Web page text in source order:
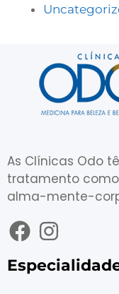
As Clínicas Odo
tratamento
alma-mente-